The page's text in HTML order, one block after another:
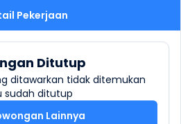
Pekerjaan
Ditutup
ditawarkan tidak ditemukan
sudah ditutup
Lainnya